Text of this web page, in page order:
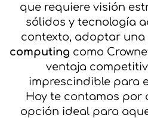
que requiere visión
sólidos y tecnología
contexto, adoptar
computing como
ventaja
imprescindible para
Hoy te contamos por
opción ideal para